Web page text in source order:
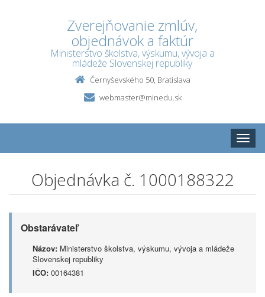
Zverejňovanie zmlúv,
objednávok a faktúr
Ministerstvo školstva, výskumu, vývoja a
mládeže Slovenskej republiky
Černyševského 50, Bratislava
webmaster@minedu.sk
Toggle
Objednávka č. 1000188322
Obstarávateľ
Názov: Ministerstvo školstva, výskumu, vývoja a mládeže
Slovenskej republiky
IČO: 00164381